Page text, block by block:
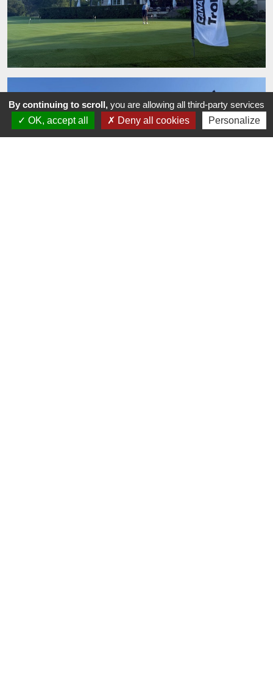
By continuing to scroll, you are allowing all third-party services
OK, accept all
Deny all cookies Personalize